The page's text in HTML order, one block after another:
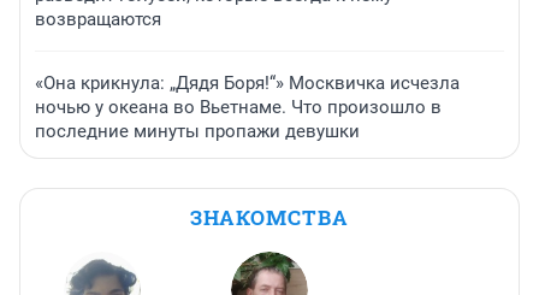
возвращаются
«Она крикнула: „Дядя Боря!“» Москвичка исчезла
ночью у океана во Вьетнаме. Что произошло в
последние минуты пропажи девушки
ЗНАКОМСТВА